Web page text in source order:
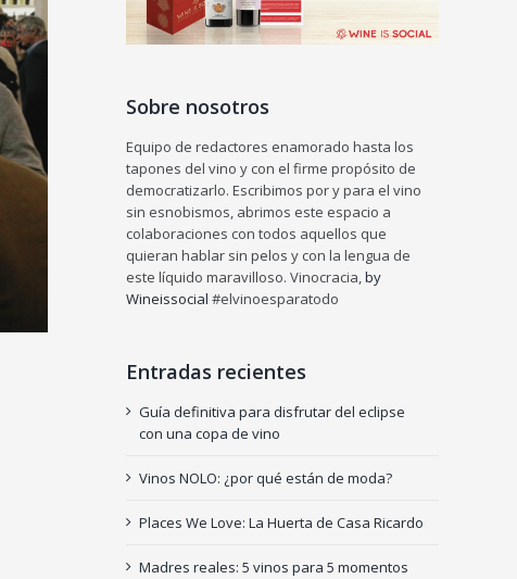
Sobre nosotros
Equipo de redactores enamorado hasta los
tapones del vino y con el firme propósito de
democratizarlo. Escribimos por y para el vino
sin esnobismos, abrimos este espacio a
colaboraciones con todos aquellos que
quieran hablar sin pelos y con la lengua de
este líquido maravilloso. Vinocracia,by
Wineissocial #elvinoesparatodo
Entradas recientes
Guía definitiva para disfrutar del eclipse
con una copa de vino
Vinos NOLO: ¿por qué están de moda?
Places We Love: La Huerta de Casa Ricardo
Madres reales: 5 vinos para 5 momentos